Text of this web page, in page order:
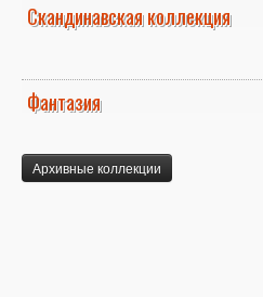
Скандинавская коллекция
Фантазия
Архивные коллекции